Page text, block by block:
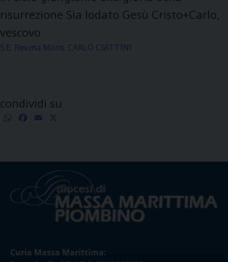
risurrezione Sia lodato Gesù Cristo+Carlo,
vescovo
S.E. Rev.ma Mons. CARLO CIATTINI
condividi su
WhatsApp
Facebook
Email
Curia Massa Marittima: